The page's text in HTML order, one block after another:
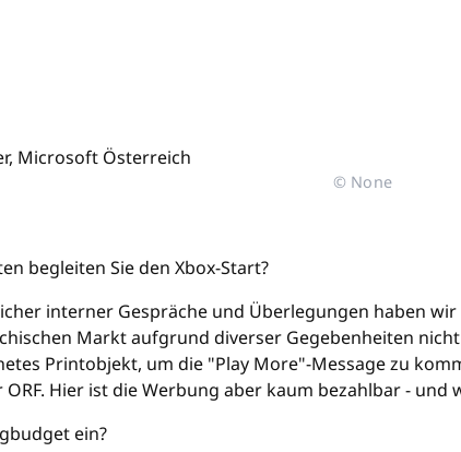
© None
begleiten Sie den Xbox-Start?
interner Gespräche und Überlegungen haben
Markt aufgrund diverser Gegebenheiten
Printobjekt, um die "Play More"-Message zu
Hier ist die Werbung aber kaum bezahlbar -
ein?